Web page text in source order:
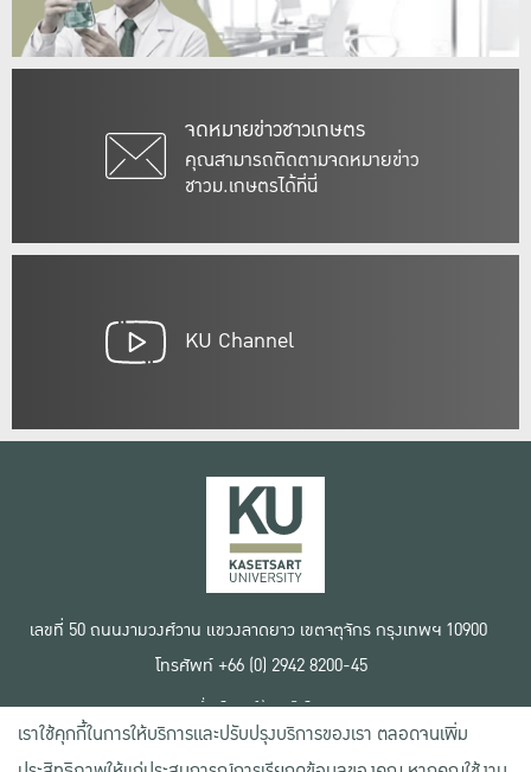
จดหมายข่าวชาวเกษตร
คุณสามารถติดตามจดหมายข่าว
ชาวม.เกษตรได้ที่นี่
KU Channel
เลขที่ 50 ถนนงามวงศ์วาน แขวงลาดยาว เขตจตุจักร กรุงเทพฯ 10900
โทรศัพท์ +66 (0) 2942 8200-45
เงื่อนไขการใช้งานเว็บไซต์
ข้อตกลงด้านสิทธิ์ใช้งาน
นโยบายความเป็นส่วนตัว
เราใช้คุกกี้ในการให้บริการและปรับปรุงบริการของเรา ตลอดจนเพิ่ม